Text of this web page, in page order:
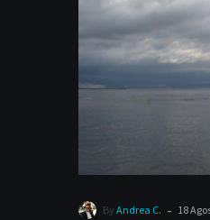
By Andrea C. - 18